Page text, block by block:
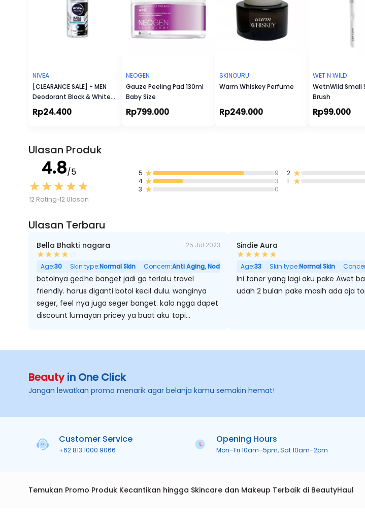
NIVEA
[CLEARANCE SALE] - MEN
Deodorant Black & White
Fresh Roll-On
Rp24.400
NEOGEN
Gauze Peeling Pad 130ml
Baby Size
Rp799.000
SKINOURU
Warm Whiskey Perfume
Rp249.000
WET N WILD
WetnWild Small
Brush
Rp99.000
Ulasan Produk
4.8/5
12 Rating 12 Ulasan
5
9
4
3
3
0
2
1
Ulasan Terbaru
Bella Bhakti nagara 25 Jul 2023
Age:30 Skin type:Normal Skin Concern:Anti Aging, Noda Hitam, Pori Besar
botolnya gedhe banget jadi ga terlalu travel
friendly. harus diganti botol kecil dulu. wanginya
seger, feel nya juga seger banget. kalo ngga dapet
discount lumayan pricey ya buat aku tapi
seger2 floral jadi aku suka sih. ngga repurchase
Sindie Aura
Age:33 Skin type:Normal Skin
Ini toner yang lagi aku pake Awet bangt deh aku
udah 2 bulan pake masih ada aja
Beautyin One Click
Jangan lewatkan promo menarik agar belanja kamu semakin hemat!
Customer Service
+62 813 1000 9066
Opening Hours
Mon–Fri 10am–5pm, Sat 10am–2pm
Temukan Promo Produk Kecantikan hingga Skincare dan Makeup Terbaik di BeautyHaul